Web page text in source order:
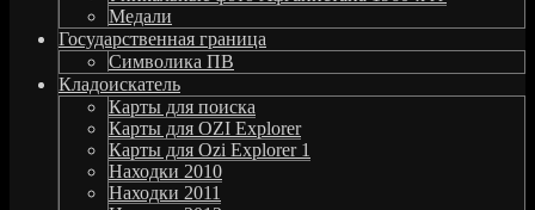
Медали
Государственная граница
Символика ПВ
Кладоискатель
Карты для поиска
Карты для OZI Explorer
Карты для Ozi Explorer 1
Находки 2010
Находки 2011